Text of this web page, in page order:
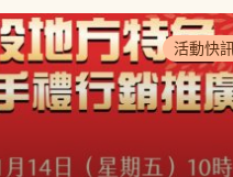
活動快訊